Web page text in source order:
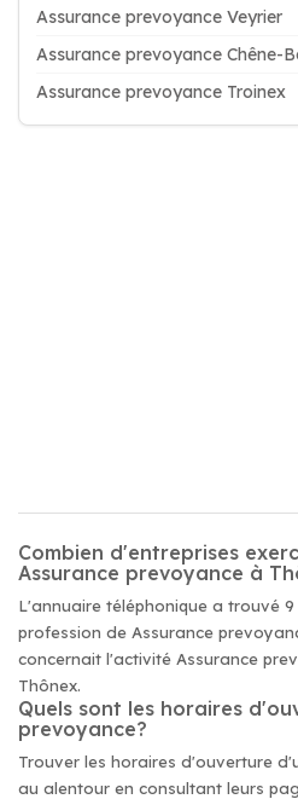
Assurance prevoyance Veyrier
Assurance prevoyance Chêne-
Assurance prevoyance Troinex
Combien d'entreprises
Assurance prevoyance à
L'annuaire téléphonique a trouvé
profession de Assurance
concernait l'activité Assurance
Thônex.
Quels sont les horaires
prevoyance?
Trouver les horaires d'ouverture
au alentour en consultant leurs